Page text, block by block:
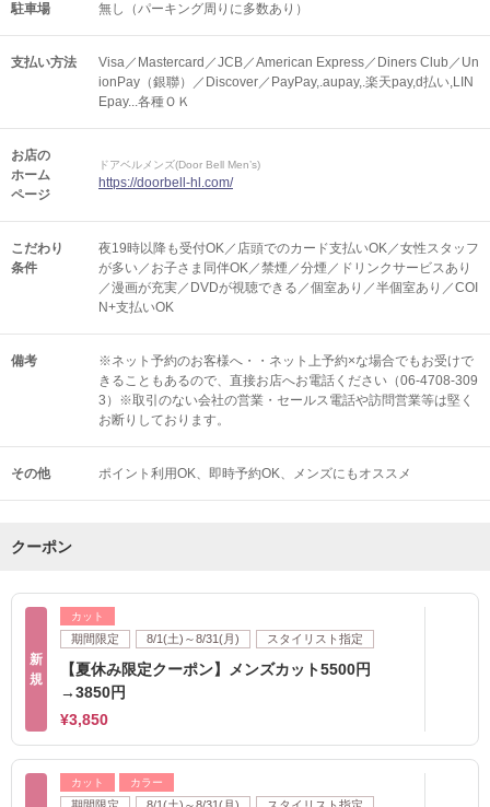
駐車場 無し（パーキング周りに多数あり）
支払い方法
Visa／Mastercard／JCB／American Express／Diners Club／Un
ionPay（銀聯）／Discover／PayPay,.aupay,.楽天pay,d払い,LIN
Epay...各種ＯＫ
お店の
ホーム
ページ
ドアベルメンズ(Door Bell Men’s)
https://doorbell-hl.com/
こだわり
条件
夜19時以降も受付OK／店頭でのカード支払いOK／女性スタッフ
が多い／お子さま同伴OK／禁煙／分煙／ドリンクサービスあり
／漫画が充実／DVDが視聴できる／個室あり／半個室あり／COI
N+支払いOK
備考
※ネット予約のお客様へ・・ネット上予約×な場合でもお受けで
きることもあるので、直接お店へお電話ください（06-4708-309
3）※取引のない会社の営業・セールス電話や訪問営業等は堅く
お断りしております。
その他 ポイント利用OK 即時予約OK メンズにもオススメ
クーポン
新
規
カット
期間限定 8/1(土)～8/31(月) スタイリスト指定
【夏休み限定クーポン】メンズカット5500円
→3850円
¥3,850
カット カラー